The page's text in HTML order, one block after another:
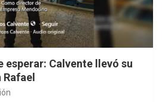
esperar: Calvente llevó su